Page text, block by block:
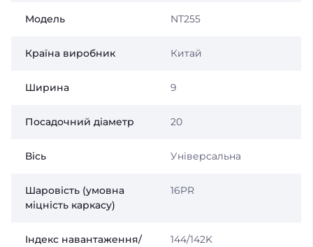
Модель NT255
Країна виробник Китай
Ширина 9
Посадочний діаметр 20
Вісь Універсальна
Шаровість (умовна
міцність каркасу)
16PR
Індекс навантаження/
144/142K